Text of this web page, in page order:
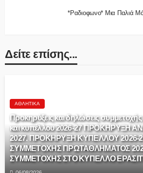
*Ραδιοφωνο* Μια Παλιά
Δείτε επίσης...
ΑΘΛΗΤΙΚΆ
Προκηρύξεις και δηλώσεις
και κυπέλλου 2026-27 ΠΡΟΚΗΡΥΞΗ
2027. ΠΡΟΚΗΡΥΞΗ ΚΥΠΕΛΛΟΥ 2026-
ΣΥΜΜΕΤΟΧΗΣ ΠΡΩΤΑΘΛΗΜΑΤΟΣ
ΣΥΜΜΕΤΟΧΗΣ ΣΤΟ ΚΥΠΕΛΛΟ